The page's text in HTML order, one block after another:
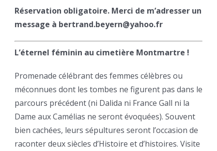
Réservation obligatoire. Merci de m’adresser un
message à bertrand.beyern@yahoo.fr
L’éternel féminin au cimetière Montmartre !
Promenade célébrant des femmes célèbres ou
méconnues dont les tombes ne figurent pas dans le
parcours précédent (ni Dalida ni France Gall ni la
Dame aux Camélias ne seront évoquées). Souvent
bien cachées, leurs sépultures seront l’occasion de
raconter deux siècles d’Histoire et d’histoires. Visite